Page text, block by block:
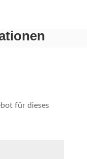
für dieses